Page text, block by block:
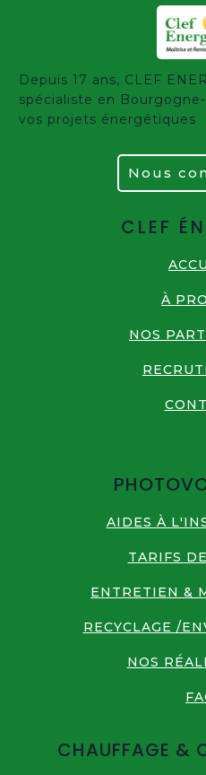
Depuis 17 ans, CLEF
spécialiste en
vos projets énergétiques
Nous
CLEF
À
NOS
AIDES À
TARIFS
ENTRETIEN &
RECYCLAGE /
NOS
CHAUFFAGE &